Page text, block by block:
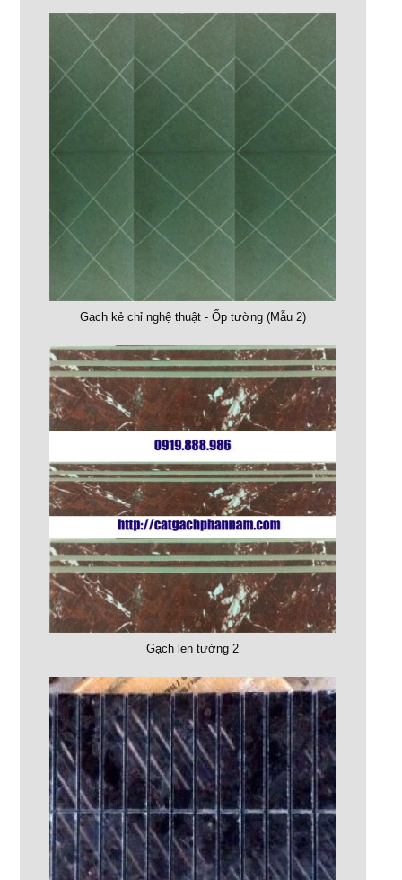
Gạch kẻ chỉ nghệ thuật - Ốp tường (Mẫu 2)
Gạch len tường 2